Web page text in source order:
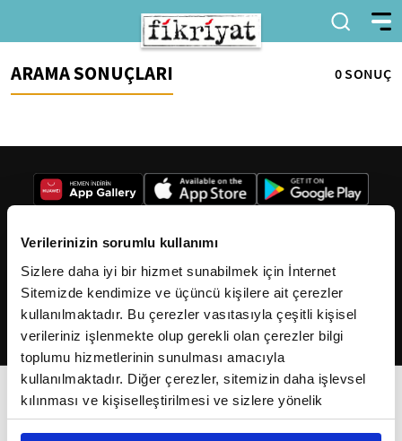
Verilerinizin sorumlu kullanımı
Sizlere daha iyi bir hizmet sunabilmek için İnternet
Sitemizde kendimize ve üçüncü kişilere ait çerezler
kullanılmaktadır. Bu çerezler vasıtasıyla çeşitli kişisel
verileriniz işlenmekte olup gerekli olan çerezler bilgi
toplumu hizmetlerinin sunulması amacıyla
kullanılmaktadır. Diğer çerezler, sitemizin daha işlevsel
kılınması ve kişiselleştirilmesi ve sizlere yönelik
reklam/pazarlama faaliyetlerinin yapılması, amaçlarıyla
ARAMA SONUÇLARI 0 SONUÇ
2026Fikriyat. Tüm hakları saklıdır.